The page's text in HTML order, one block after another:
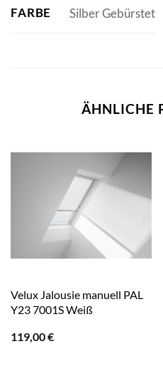
FARBE Silber Gebürstet
ÄHNLICHE
Velux Jalousie manuell PAL
Y23 7001S Weiß
119,00€